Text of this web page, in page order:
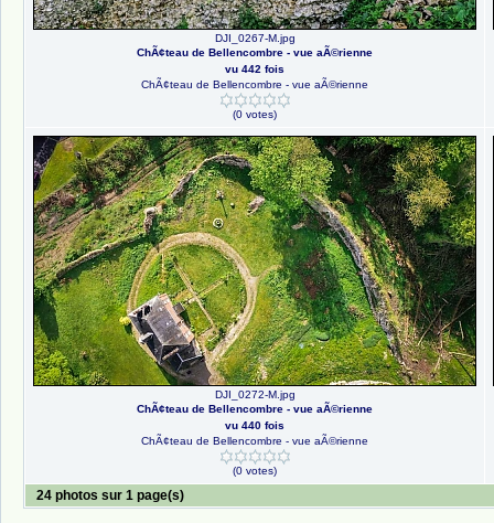
DJI_0267-M.jpg
ChÃ¢teau de Bellencombre - vue aÃ©rienne
vu 442 fois
ChÃ¢teau de Bellencombre - vue aÃ©rienne
(0 votes)
DJI_0272-M.jpg
ChÃ¢teau de Bellencombre - vue aÃ©rienne
vu 440 fois
ChÃ¢teau de Bellencombre - vue aÃ©rienne
(0 votes)
24 photos sur 1 page(s)